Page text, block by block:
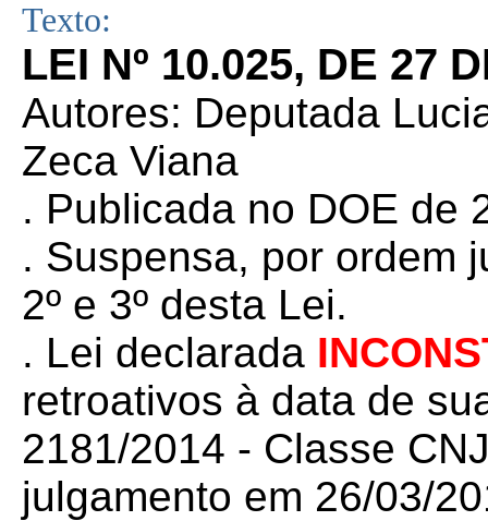
Texto:
LEI Nº 10.025, DE 27
Autores: Deputada
Zeca Viana
. Publicada no DOE de
. Suspensa, por ordem
2º e 3º desta Lei.
. Lei declarada
retroativos à data de
2181/2014 - Classe
julgamento em 26/03/